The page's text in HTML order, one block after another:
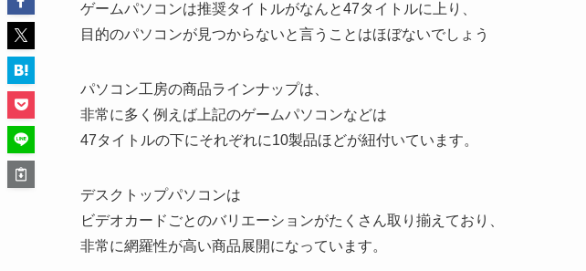
ゲームパソコンは推奨タイトルがなんと47タイトルに上り、
目的のパソコンが見つからないと言うことはほぼないでしょう
パソコン工房の商品ラインナップは、
非常に多く例えば上記のゲームパソコンなどは
47タイトルの下にそれぞれに10製品ほどが紐付いています。
デスクトップパソコンは
ビデオカードごとのバリエーションがたくさん取り揃えており、
非常に網羅性が高い商品展開になっています。